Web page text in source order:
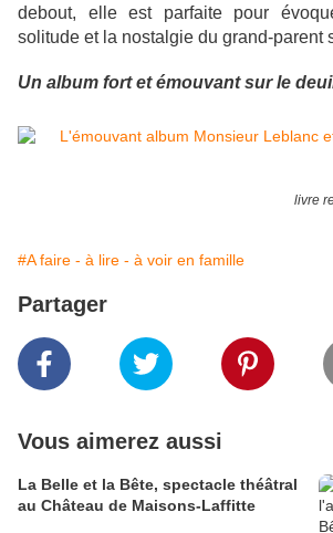
debout, elle est parfaite pour
solitude et la nostalgie du grand-parent
Un album fort et émouvant sur le
livre
#A faire - à lire - à voir en famille
Partager
Vous aimerez aussi
La Belle et la Bête, spectacle théâtral
au Château de Maisons-Laffitte